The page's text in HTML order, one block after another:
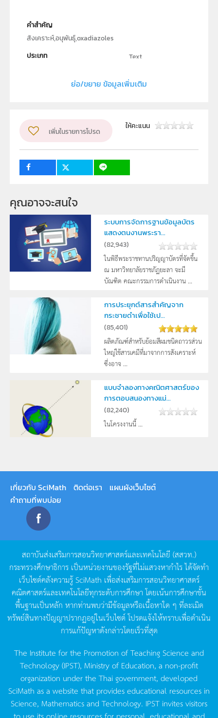
คำสำคัญ
สังเคราะห์,อนุพันธุ์,oxadiazoles
ประเภท
Text
ภาควิชาเคมี คณะวิทยาศาสตร์และเทคโนโลยี มหาวิทยาลัย
สุชากรณ์ พวงทอง
ระดับชั้น
ครู, นักเรียน
ย่อ/ขยาย ข้อมูลเพิ่มเติม
เพิ่มในรายการโปรด
ให้คะแนน
คุณอาจจะสนใจ
ระบบการจัดการฐานข้อมูลบัตร
แสดงตนงานพระรา...
(82,943)
ในพิธีพระราชทานปริญญาบัตรที่จัดขึ้น
ณ มหาวิทยาลัยราชภัฏยะลา จะมี
บัณฑิต คณะกรรมการดำเนินงาน ...
การประยุกต์สารสำคัญจาก
กระชายดำเพื่อใช้เป...
(85,401)
ผลิตภัณฑ์สำหรับย้อมสีผมชนิดถาวรส่วน
ใหญ่ใช้สารเคมีที่มาจากการสังเคราะห์
ซึ่งอาจ ...
แบบจำลองทางคณิตศาสตร์ของ
การตอบสนองทางแม่...
(82,240)
ในโครงงานนี้ ...
เกี่ยวกับ SciMath ติดต่อเรา
แผนผังเว็บไซต์
คำถามที่พบบ่อย
สถาบันส่งเสริมการสอนวิทยาศาสตร์และเทคโนโลยี (สสวท.)
กระทรวงศึกษาธิการ เป็นหน่วยงานของรัฐที่ไม่แสวงหากำไรได้จัดทำ
เว็บไซต์คลังความรู้SciMath เพื่อส่งเสริมการสอนวิทยาศาสตร์
คณิตศาสตร์และเทคโนโลยีทุกระดับการศึกษา โดยเน้นการศึกษาขั้น
พื้นฐานเป็นหลัก หากท่านพบว่ามีข้อมูลหรือเนื้อหาใด ๆ ที่ละเมิด
ทรัพย์สินทางปัญญาปรากฏอยู่ในเว็บไซต์โปรดแจ้งให้ทราบเพื่อดำเนิน
การแก้ปัญหาดังกล่าวโดยเร็วที่สุด
The Institute for the Promotion of Teaching Science and
Technology (IPST), Ministry of Education, a non-profit
organization under the Thai government, developed
SciMath as a website that provides educational resources in
Science, Mathematics and Technology. IPST invites visitors